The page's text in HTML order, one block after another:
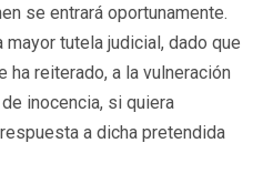
se entrará oportunamente.
tutela judicial, dado que
ha reiterado, a la vulneración
inocencia, si quiera
a dicha pretendida